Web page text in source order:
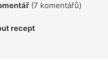
(7 komentářů)
recept